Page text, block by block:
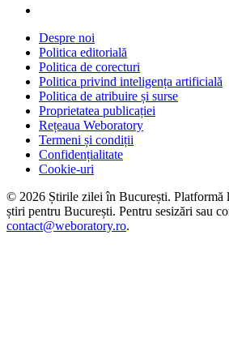
Despre noi
Politica editorială
Politica de corecturi
Politica privind inteligența artificială
Politica de atribuire și surse
Proprietatea publicației
Rețeaua Weboratory
Termeni și condiții
Confidențialitate
Cookie-uri
© 2026 Știrile zilei în București. Platformă
știri pentru București. Pentru sesizări sau
contact@weboratory.ro.